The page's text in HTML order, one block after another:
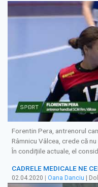
Forentin Pera, antrenorul
Râmnicu Vâlcea, crede că
În condițiile actuale, el
CADRELE MEDICALE NE
02.04.2020 Oana Danciu |